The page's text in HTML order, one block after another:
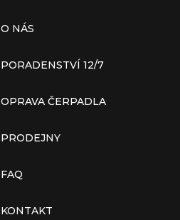
O NÁS
PORADENSTVÍ 12/7
OPRAVA ČERPADLA
PRODEJNY
FAQ
KONTAKT